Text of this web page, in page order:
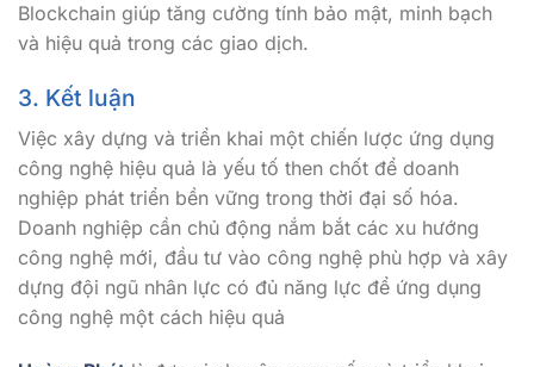
Blockchain giúp tăng cường tính bảo mật, minh bạch
và hiệu quả trong các giao dịch.
3. Kết luận
Việc xây dựng và triển khai một chiến lược ứng dụng
công nghệ hiệu quả là yếu tố then chốt để doanh
nghiệp phát triển bền vững trong thời đại số hóa.
Doanh nghiệp cần chủ động nắm bắt các xu hướng
công nghệ mới, đầu tư vào công nghệ phù hợp và xây
dựng đội ngũ nhân lực có đủ năng lực để ứng dụng
công nghệ một cách hiệu quả